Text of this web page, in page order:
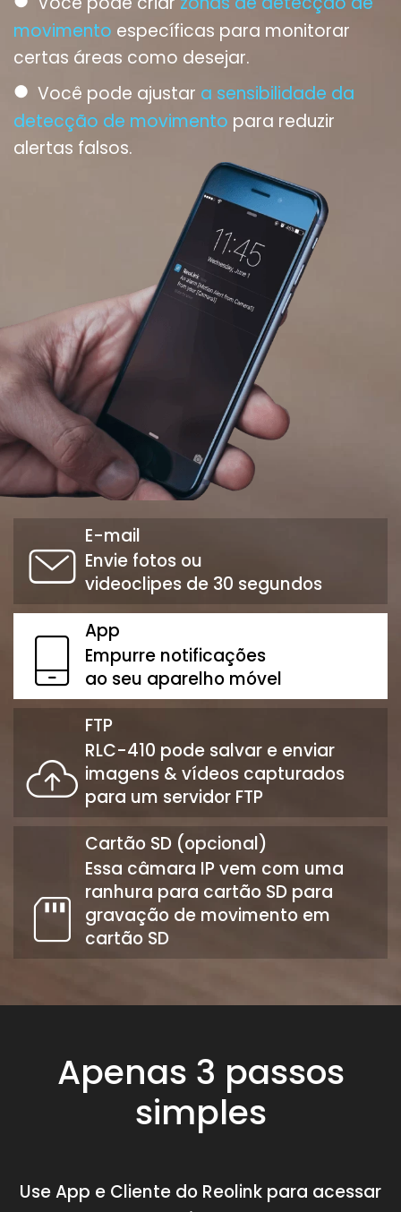
movimento específicas para monitorar
certas áreas como desejar.
● Você pode ajustar a sensibilidade da
detecção de movimento para reduzir
alertas falsos.
E-mail
Envie fotos ou
videoclipes de 30 segundos
App
Empurre notificações
ao seu aparelho móvel
FTP
RLC-410 pode salvar e enviar
imagens & vídeos capturados
para um servidor FTP
Cartão SD (opcional)
Essa câmara IP vem com uma
ranhura para cartão SD para
gravação de movimento em
cartão SD
Apenas 3 passos
simples
Use App e Cliente do Reolink para acessar